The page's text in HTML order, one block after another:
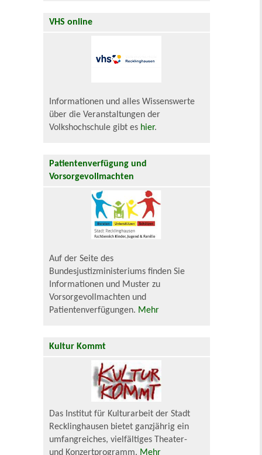
VHS online
Informationen und alles Wissenswerte
über die Veranstaltungen der
Volkshochschule gibt es hier.
Patientenverfügung und
Vorsorgevollmachten
Auf der Seite des
Bundesjustizministeriums finden Sie
Informationen und Muster zu
Vorsorgevollmachten und
Patientenverfügungen. Mehr
Kultur Kommt
Das Institut für Kulturarbeit der Stadt
Recklinghausen bietet ganzjährig ein
umfangreiches, vielfältiges Theater-
und Konzertprogramm. Mehr